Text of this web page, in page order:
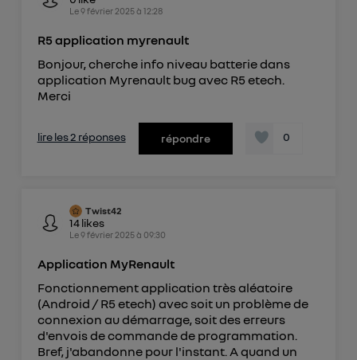
Le9 février 2025à 12:28
R5 application myrenault
Bonjour, cherche info niveau batterie dans
application Myrenault bug avec R5 etech.
Merci
lire les 2 réponses répondre 0
Twist42
14likes
Le9 février 2025à 09:30
Application MyRenault
Fonctionnement application très aléatoire
(Android / R5 etech) avec soit un problème de
connexion au démarrage, soit des erreurs
d'envois de commande de programmation.
Bref, j'abandonne pour l'instant. A quand un